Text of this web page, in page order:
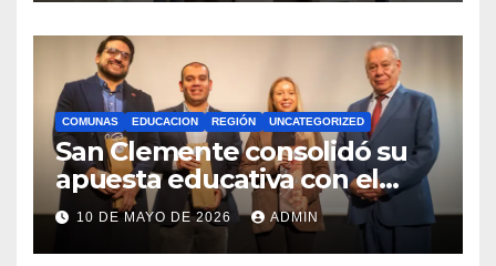
COMUNAS EDUCACION REGIÓN UNCATEGORIZED
San Clemente consolidó su
apuesta educativa con el
lanzamiento del
Preuniversitario Brotes 2026
10 DE MAYO DE 2026 ADMIN